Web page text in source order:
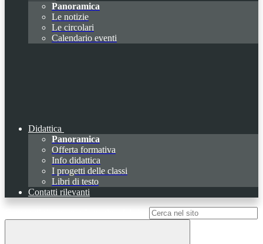
Panoramica
Le notizie
Le circolari
Calendario eventi
Didattica
Panoramica
Offerta formativa
Info didattica
I progetti delle classi
Libri di testo
Contatti rilevanti